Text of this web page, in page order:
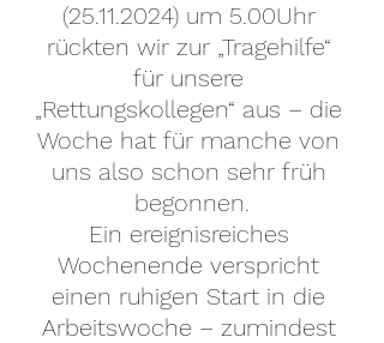
(25.11.2024) um 5.00Uhr
rückten wir zur „Tragehilfe“
für unsere
„Rettungskollegen“ aus – die
Woche hat für manche von
uns also schon sehr früh
begonnen.
Ein ereignisreiches
Wochenende verspricht
einen ruhigen Start in die
Arbeitswoche – zumindest